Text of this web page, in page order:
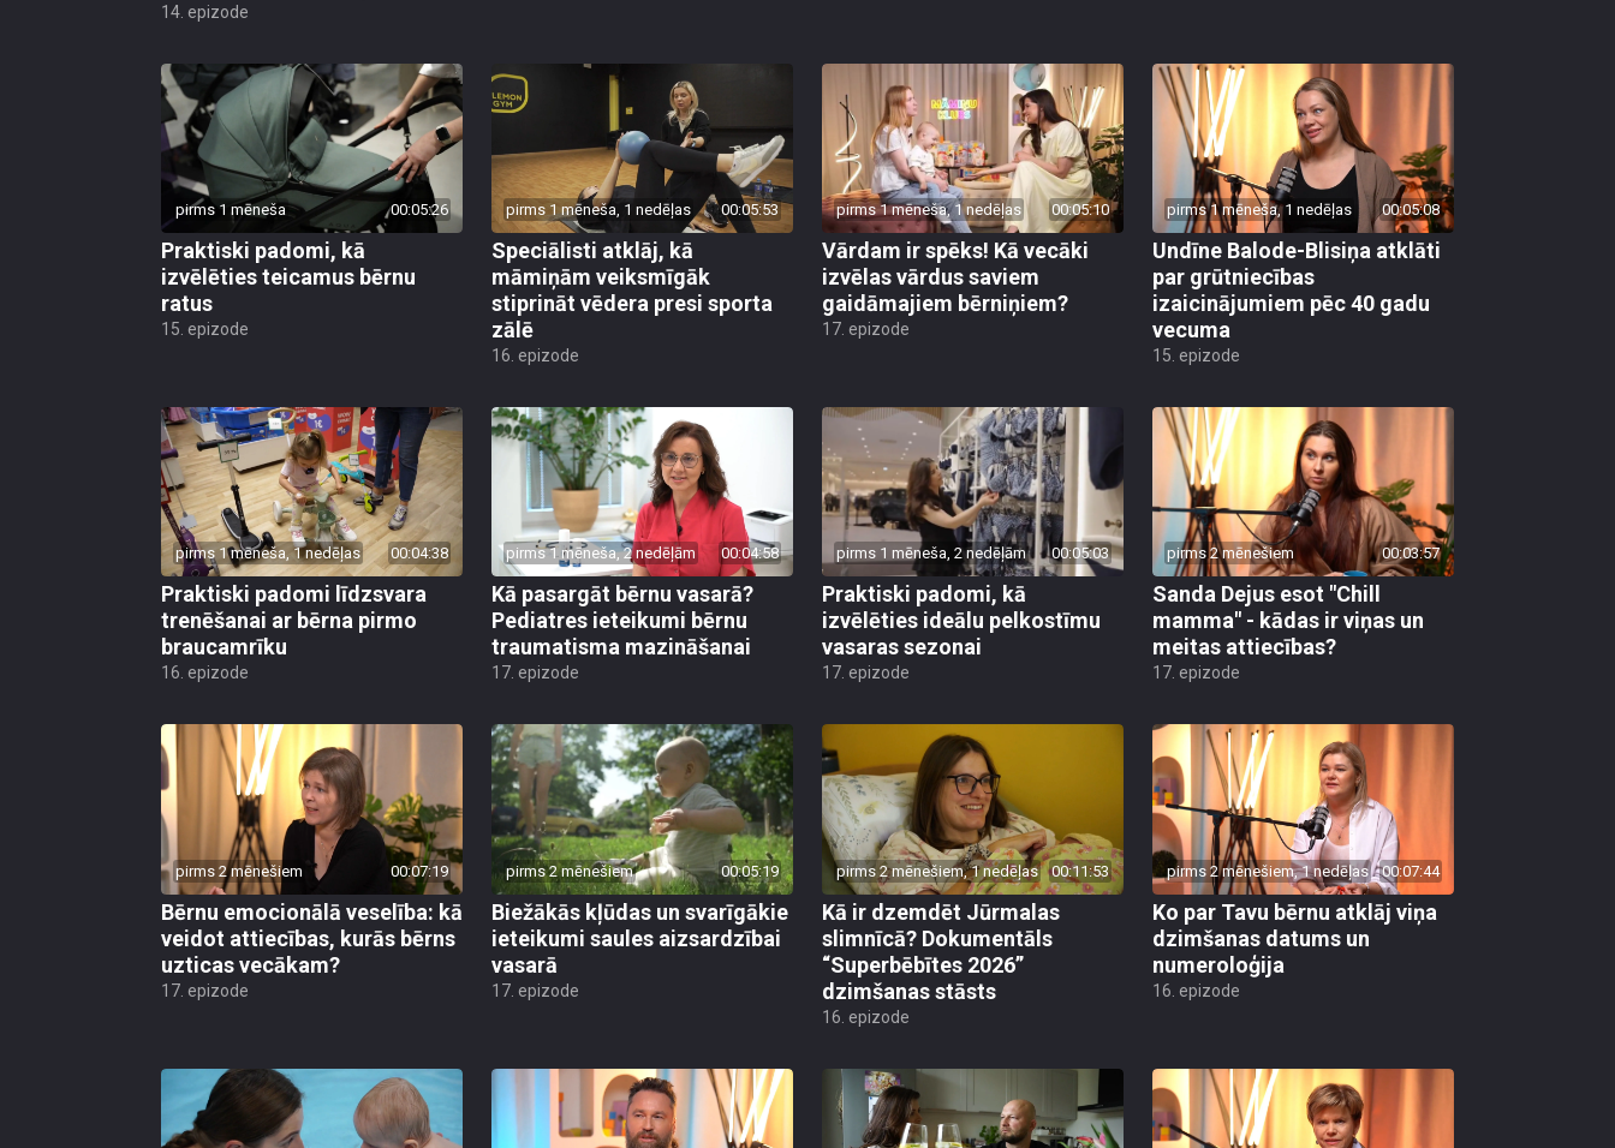
14. epizode
pirms 1 mēneša 00:05:26
Praktiski padomi, kā
izvēlēties teicamus bērnu
ratus
15. epizode
pirms 1 mēneša, 1 nedēļas 00:05:53
Speciālisti atklāj, kā
māmiņām veiksmīgāk
stiprināt vēdera presi sporta
zālē
16. epizode
pirms 1 mēneša, 1 nedēļas 00:05:10
Vārdam ir spēks! Kā vecāki
izvēlas vārdus saviem
gaidāmajiem bērniņiem?
17. epizode
pirms 1 mēneša, 1 nedēļas 00:05:08
Undīne Balode-Blisiņa atklāti
par grūtniecības
izaicinājumiem pēc 40 gadu
vecuma
15. epizode
pirms 1 mēneša, 1 nedēļas 00:04:38
Praktiski padomi līdzsvara
trenēšanai ar bērna pirmo
braucamrīku
16. epizode
pirms 1 mēneša, 2 nedēļām 00:04:58
Kā pasargāt bērnu vasarā?
Pediatres ieteikumi bērnu
traumatisma mazināšanai
17. epizode
pirms 1 mēneša, 2 nedēļām 00:05:03
Praktiski padomi, kā
izvēlēties ideālu pelkostīmu
vasaras sezonai
17. epizode
pirms 2 mēnešiem 00:03:57
Sanda Dejus esot "Chill
mamma" - kādas ir viņas un
meitas attiecības?
17. epizode
pirms 2 mēnešiem 00:07:19
Bērnu emocionālā veselība: kā
veidot attiecības, kurās bērns
uzticas vecākam?
17. epizode
pirms 2 mēnešiem 00:05:19
Biežākās kļūdas un svarīgākie
ieteikumi saules aizsardzībai
vasarā
17. epizode
pirms 2 mēnešiem, 1 nedēļas 00:11:53
Kā ir dzemdēt Jūrmalas
slimnīcā? Dokumentāls
“Superbēbītes 2026”
dzimšanas stāsts
16. epizode
pirms 2 mēnešiem, 1 nedēļas 00:07:44
Ko par Tavu bērnu atklāj viņa
dzimšanas datums un
numeroloģija
16. epizode